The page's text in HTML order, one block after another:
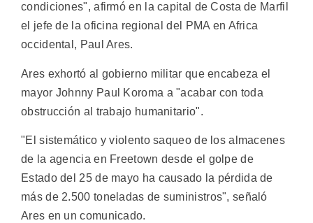
condiciones", afirmó en la capital de Costa de Marfil
el jefe de la oficina regional del PMA en Africa
occidental, Paul Ares.
Ares exhortó al gobierno militar que encabeza el
mayor Johnny Paul Koroma a "acabar con toda
obstrucción al trabajo humanitario".
"El sistemático y violento saqueo de los almacenes
de la agencia en Freetown desde el golpe de
Estado del 25 de mayo ha causado la pérdida de
más de 2.500 toneladas de suministros", señaló
Ares en un comunicado.